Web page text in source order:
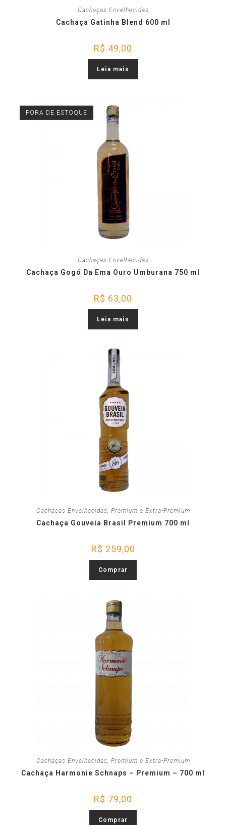
Cachaças Envelhecidas
Cachaça Gatinha Blend 600 ml
R$ 49,00
Leia mais
FORA DE ESTOQUE
Cachaças Envelhecidas
Cachaça Gogó Da Ema Ouro Umburana 750 ml
R$ 63,00
Leia mais
Cachaças Envelhecidas Premium e Extra-Premium
Cachaça Gouveia Brasil Premium 700 ml
R$ 259,00
Comprar
Cachaças Envelhecidas, Premium e Extra-Premium
Cachaça Harmonie Schnaps – Premium – 700 ml
R$ 79,00
Comprar